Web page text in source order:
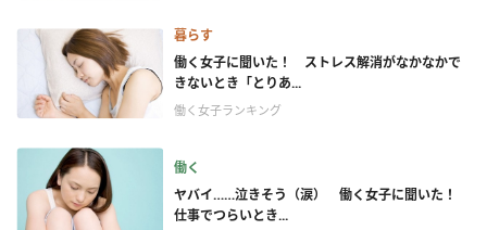
暮らす
働く女子に聞いた！ ストレス解消がなかなかで
きないとき「とりあ...
働く女子ランキング
働く
ヤバイ……泣きそう（涙） 働く女子に聞いた！
仕事でつらいとき...